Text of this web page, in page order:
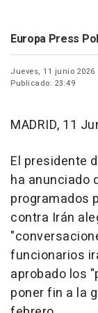
Europa Press
Jueves, 11 junio 2026
Publicado: 23:49
MADRID, 11
El presidente
ha anunciado
programados
contra Irán
funcionarios
aprobado los
poner fin a la